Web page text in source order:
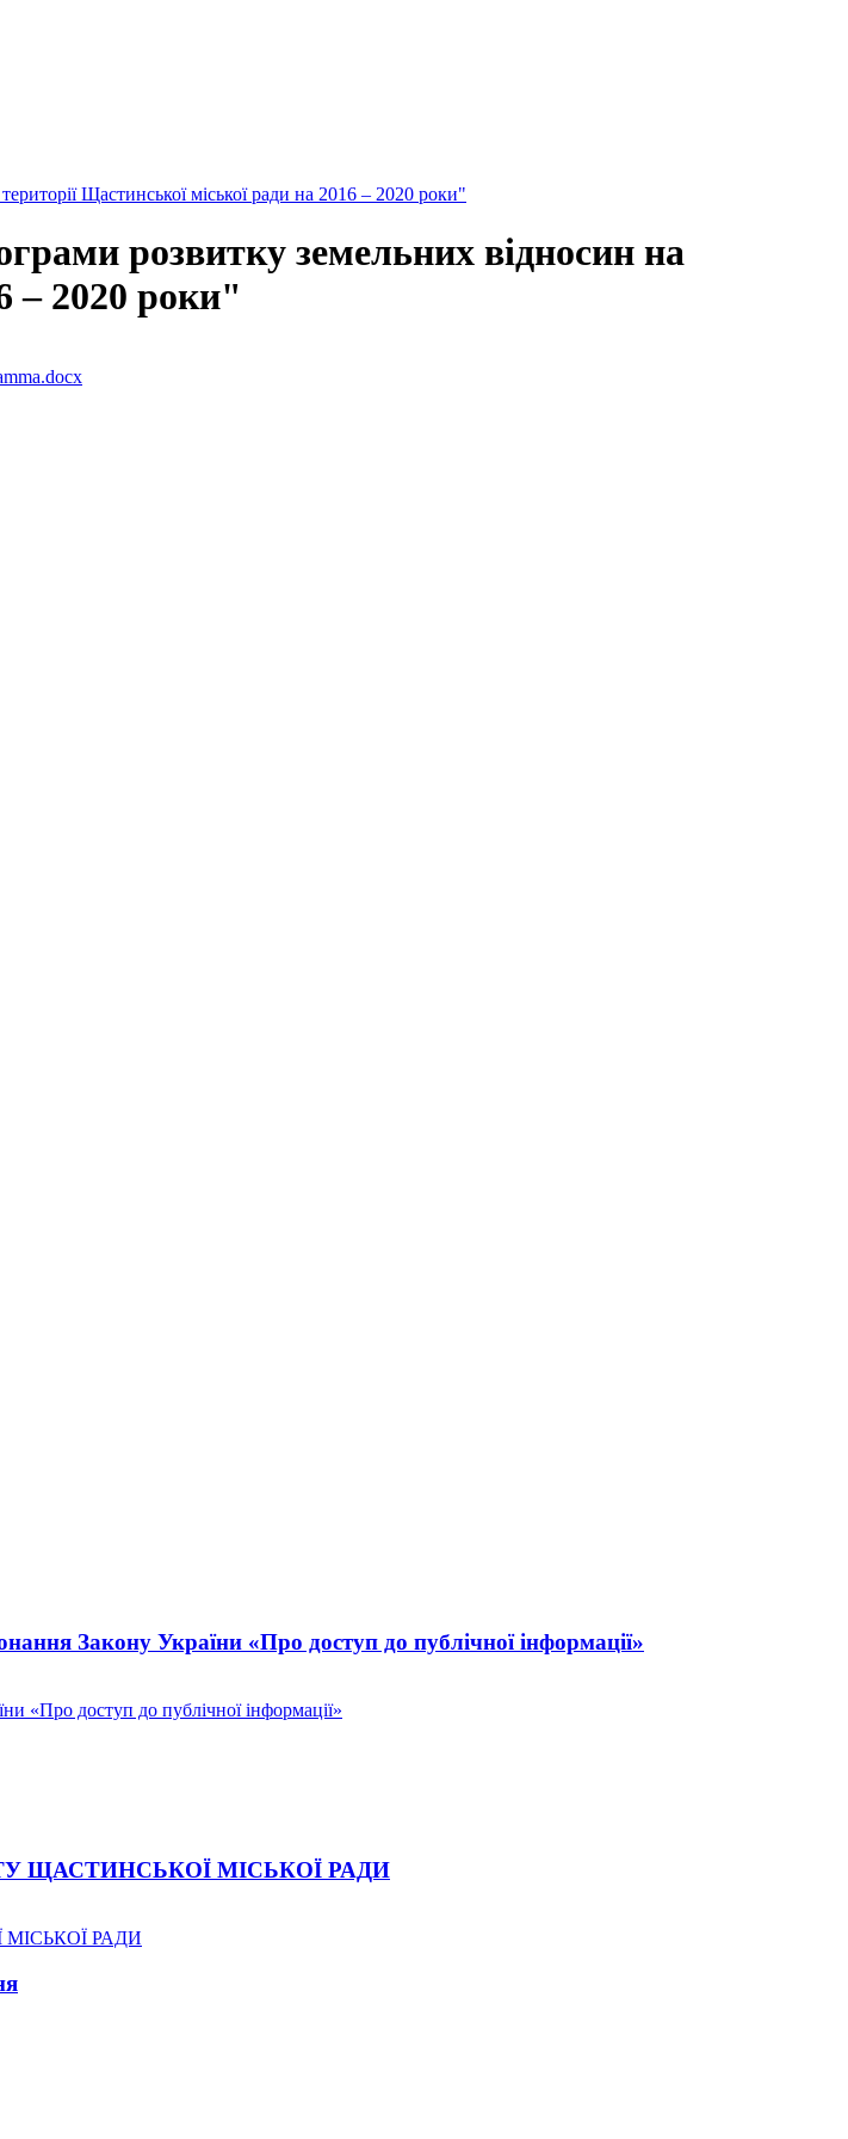
Щастинської міської ради на 2016 – 2020 роки"
розвитку земельних відносин на
– 2020 роки"
Закону України «Про доступ до публічної інформації»
«Про доступ до публічної інформації»
ЩАСТИНСЬКОЇ МІСЬКОЇ РАДИ
РАДИ